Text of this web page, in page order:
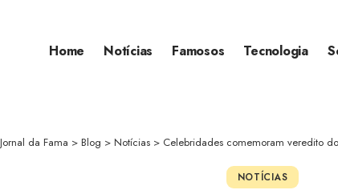
Home Notícias Famosos Tecnologia
Jornal da Fama > Blog > Notícias > Celebridades comemoram veredito
NOTÍCIAS